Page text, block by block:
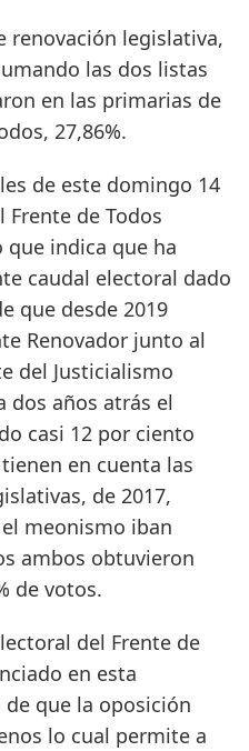
renovación legislativa,
las dos listas
en las primarias de
27,86%.
de este domingo 14
Frente de Todos
que indica que ha
caudal electoral dado
que desde 2019
Renovador junto al
del Justicialismo
dos años atrás el
casi 12 por ciento
en cuenta las
de 2017,
meonismo iban
ambos obtuvieron
de votos.
del Frente de
en esta
que la oposición
lo cual permite a